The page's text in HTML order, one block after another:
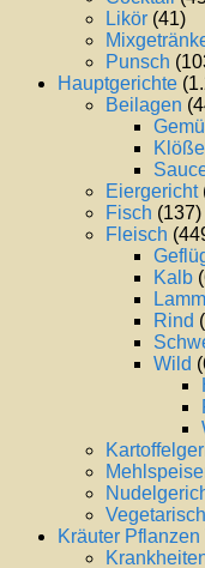
Likör (41)
Punsch
Hauptgerichte
Beilagen
Klöße
Eiergericht
Fisch (137)
Fleisch
Kalb
Rind
Wild
Vegetarisch
Kräuter